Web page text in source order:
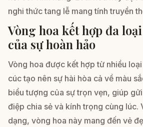
nghi thức tang lễ mang tính truyền
Vòng hoa kết hợp đa
của sự hoàn hảo
Vòng hoa được kết hợp từ nhiều
cúc tạo nên sự hài hòa cả về màu
biểu tượng của sự trọn vẹn, giúp
điệp chia sẻ và kính trọng cùng lúc.
dạng, vòng hoa này mang đến vẻ